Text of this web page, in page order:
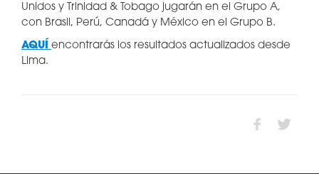
Unidos y Trinidad & Tobago jugarán en el Grupo A,
con Brasil, Perú, Canadá y México en el Grupo B.
AQUÍ encontrarás los resultados actualizados desde
Lima.